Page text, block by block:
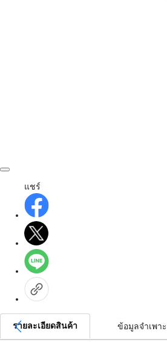
แชร์
รายละเอียดสินค้า ข้อมูลจำเพาะ